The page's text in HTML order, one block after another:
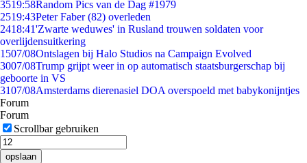
3519:58Random Pics van de Dag #1979
2519:43Peter Faber (82) overleden
2418:41'Zwarte weduwes' in Rusland trouwen soldaten voor
overlijdensuitkering
1507/08Ontslagen bij Halo Studios na Campaign Evolved
3007/08Trump grijpt weer in op automatisch staatsburgerschap bij
geboorte in VS
3107/08Amsterdams dierenasiel DOA overspoeld met babykonijntjes
Forum
Forum
Scrollbar gebruiken
opslaan